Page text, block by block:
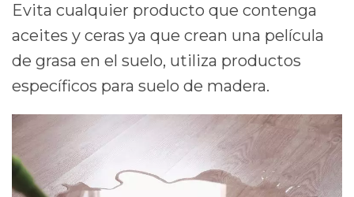
Evita cualquier producto que contenga
aceites y ceras ya que crean una película
de grasa en el suelo, utiliza productos
específicos para suelo de madera.